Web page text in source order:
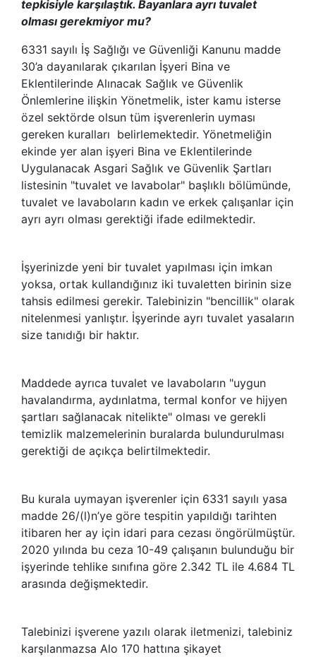
tepkisiyle karşılaştık. Bayanlara ayrı tuvalet
olması gerekmiyor mu?
6331 sayılı İş Sağlığı ve Güvenliği Kanunu madde
30’a dayanılarak çıkarılan İşyeri Bina ve
Eklentilerinde Alınacak Sağlık ve Güvenlik
Önlemlerine ilişkin Yönetmelik, ister kamu isterse
özel sektörde olsun tüm işverenlerin uyması
gereken kuralları belirlemektedir. Yönetmeliğin
ekinde yer alan işyeri Bina ve Eklentilerinde
Uygulanacak Asgari Sağlık ve Güvenlik Şartları
listesinin "tuvalet ve lavabolar" başlıklı bölümünde,
tuvalet ve lavaboların kadın ve erkek çalışanlar için
ayrı ayrı olması gerektiği ifade edilmektedir.
İşyerinizde yeni bir tuvalet yapılması için imkan
yoksa, ortak kullandığınız iki tuvaletten birinin size
tahsis edilmesi gerekir. Talebinizin "bencillik" olarak
nitelenmesi yanlıştır. İşyerinde ayrı tuvalet yasaların
size tanıdığı bir haktır.
Maddede ayrıca tuvalet ve lavaboların "uygun
havalandırma, aydınlatma, termal konfor ve hijyen
şartları sağlanacak nitelikte" olması ve gerekli
temizlik malzemelerinin buralarda bulundurulması
gerektiği de açıkça belirtilmektedir.
Bu kurala uymayan işverenler için 6331 sayılı yasa
madde 26/(l)n’ye göre tespitin yapıldığı tarihten
itibaren her ay için idari para cezası öngörülmüştür.
2020 yılında bu ceza 10-49 çalışanın bulunduğu bir
işyerinde tehlike sınıfına göre 2.342 TL ile 4.684 TL
arasında değişmektedir.
Talebinizi işverene yazılı olarak iletmenizi, talebiniz
karşılanmazsa Alo 170 hattına şikayet